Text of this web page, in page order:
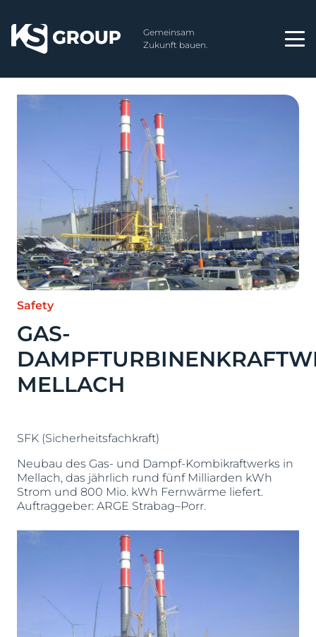
Gemeinsam
Zukunft bauen.
Safety
GAS-
MELLACH
SFK (Sicherheitsfachkraft)
Neubau des Gas- und Dampf-Kombikraftwerks in
Mellach, das jährlich rund fünf Milliarden kWh
Strom und 800 Mio. kWh Fernwärme liefert.
Auftraggeber: ARGE Strabag–Porr.